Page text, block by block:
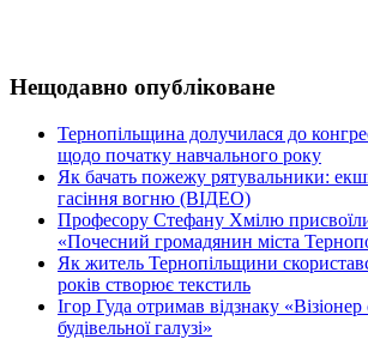
Нещодавно опубліковане
Тернопільщина долучилася до
щодо початку навчального року
Як бачать пожежу рятувальники:
гасіння вогню (ВІДЕО)
Професору Стефану Хмілю
«Почесний громадянин міста
Як житель Тернопільщини
років створює текстиль
Ігор Гуда отримав відзнаку «Візіонер
будівельної галузі»